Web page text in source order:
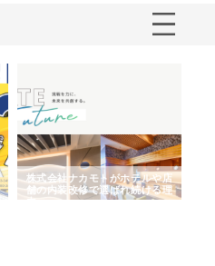
株式会社ナカモトがホテルや店
舗の内装改修で選ばれ続ける理
由